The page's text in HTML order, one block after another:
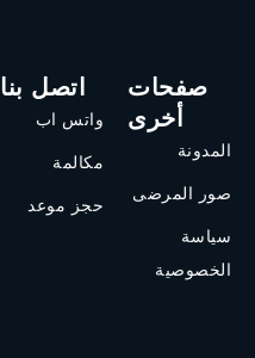
اتصل بنا
واتس اب
مكالمة
حجز موعد
صفحات
أخرى
المدونة
صور المرضى
سياسة
الخصوصية